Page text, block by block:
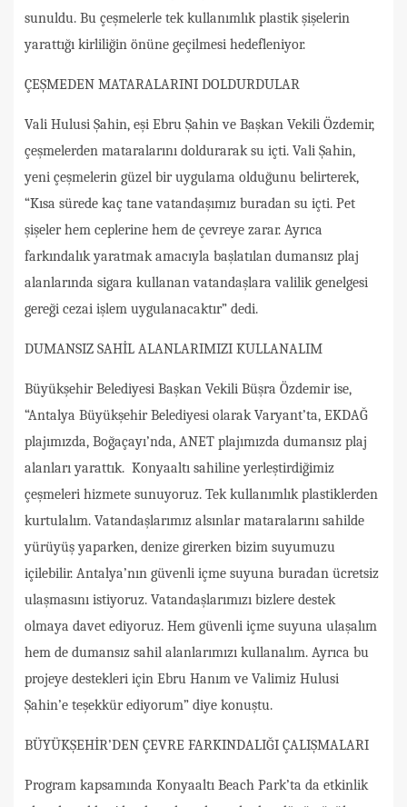
sunuldu. Bu çeşmelerle tek kullanımlık plastik şişelerin
yarattığı kirliliğin önüne geçilmesi hedefleniyor.
ÇEŞMEDEN MATARALARINI DOLDURDULAR
Vali Hulusi Şahin, eşi Ebru Şahin ve Başkan Vekili Özdemir,
çeşmelerden mataralarını doldurarak su içti. Vali Şahin,
yeni çeşmelerin güzel bir uygulama olduğunu belirterek,
“Kısa sürede kaç tane vatandaşımız buradan su içti. Pet
şişeler hem ceplerine hem de çevreye zarar. Ayrıca
farkındalık yaratmak amacıyla başlatılan dumansız plaj
alanlarında sigara kullanan vatandaşlara valilik genelgesi
gereği cezai işlem uygulanacaktır” dedi.
DUMANSIZ SAHİL ALANLARIMIZI KULLANALIM
Büyükşehir Belediyesi Başkan Vekili Büşra Özdemir ise,
“Antalya Büyükşehir Belediyesi olarak Varyant’ta, EKDAĞ
plajımızda, Boğaçayı’nda, ANET plajımızda dumansız plaj
alanları yarattık. Konyaaltı sahiline yerleştirdiğimiz
çeşmeleri hizmete sunuyoruz. Tek kullanımlık plastiklerden
kurtulalım. Vatandaşlarımız alsınlar mataralarını sahilde
yürüyüş yaparken, denize girerken bizim suyumuzu
içilebilir. Antalya’nın güvenli içme suyuna buradan ücretsiz
ulaşmasını istiyoruz. Vatandaşlarımızı bizlere destek
olmaya davet ediyoruz. Hem güvenli içme suyuna ulaşalım
hem de dumansız sahil alanlarımızı kullanalım. Ayrıca bu
projeye destekleri için Ebru Hanım ve Valimiz Hulusi
Şahin’e teşekkür ediyorum” diye konuştu.
BÜYÜKŞEHİR’DEN ÇEVRE FARKINDALIĞI ÇALIŞMALARI
Program kapsamında Konyaaltı Beach Park’ta da etkinlik